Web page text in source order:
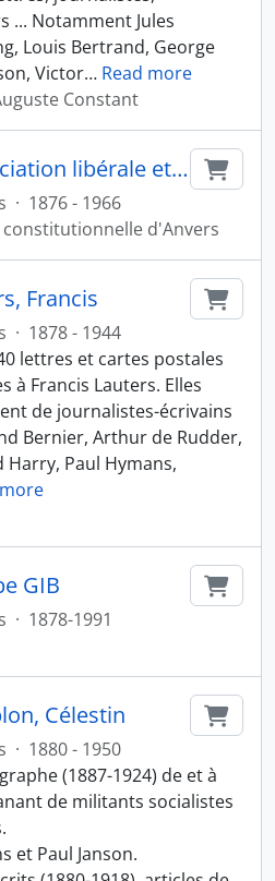
... Notamment Jules
Louis Bertrand, George
Victor… Read more
Constant
Archives de l'Association libérale et constitutionnelle d'Anvers
· 1876 - 1966
d'Anvers
Francis
· 1878 - 1944
lettres et cartes postales
à Francis Lauters. Elles
de journalistes-écrivains
Bernier, Arthur de Rudder,
Paul Hymans,
GIB
· 1878-1991
Célestin
· 1880 - 1950
(1887-1924) de et à
de militants socialistes
et Paul Janson.